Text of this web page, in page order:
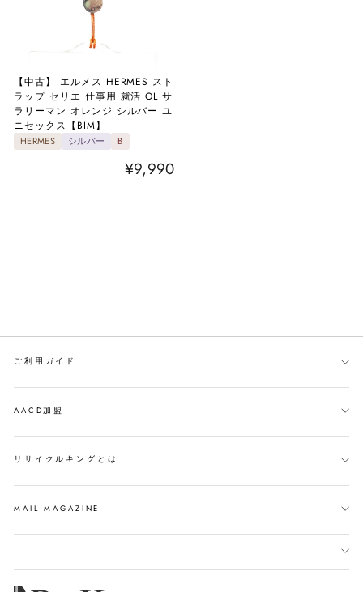
【中古】 エルメス HERMES スト
ラップ セリエ 仕事用 就活 OL サ
ラリーマン オレンジ シルバー ユ
ニセックス【BIM】
HERMES シルバー B
¥9,990
ご利用ガイド
AACD加盟
リサイクルキングとは
MAIL MAGAZINE